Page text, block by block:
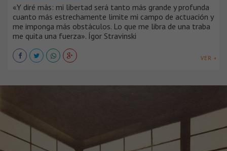
«Y diré más: mi libertad será tanto más grande y profunda
cuanto más estrechamente limite mi campo de actuación y
me imponga más obstáculos. Lo que me libra de una traba
me quita una fuerza». Ígor Stravinski
VER +